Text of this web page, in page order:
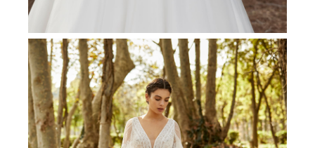
DERNIERE CHANCE
La magie de transmettre